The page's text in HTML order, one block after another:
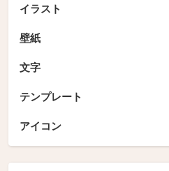
イラスト
壁紙
文字
テンプレート
アイコン